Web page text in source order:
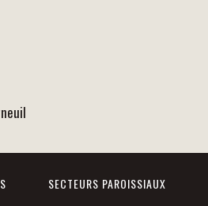
SECTEURS PAROISSIAUX